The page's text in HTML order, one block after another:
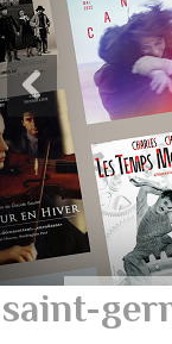
saint-